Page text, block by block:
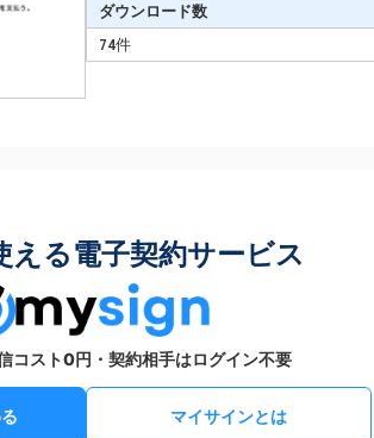
ダウンロード数
74件
える電子契約サービス
コスト0円・契約相手はログイン不要
マイサインとは